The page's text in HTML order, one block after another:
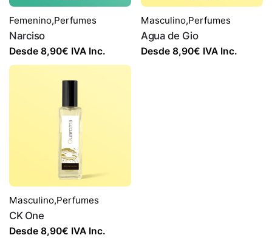
Femenino,Perfumes
Narciso
Desde 8,90€ IVA Inc.
Masculino,Perfumes
Agua de Gio
Desde 8,90€ IVA Inc.
Masculino,Perfumes
CK One
Desde 8,90€ IVA Inc.